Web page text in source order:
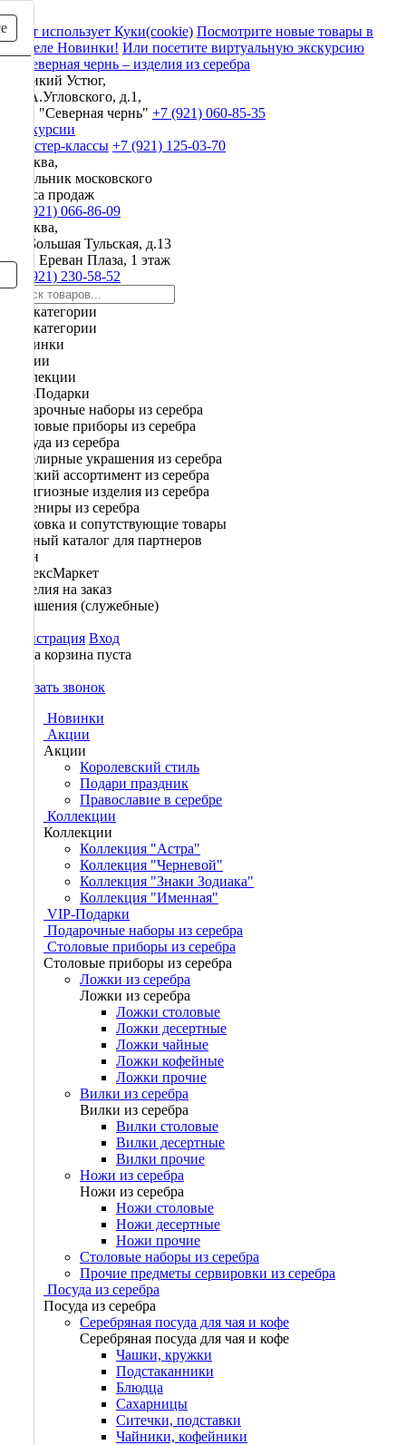
Сайт использует Куки(cookie) Посмотрите новые товары в
разделе Новинки! Или посетите виртуальную экскурсию
Великий Устюг,
ул. А.Угловского, д.1,
ЗАО "Северная чернь" +7 (921) 060-85-35
Экскурсии
и мастер-классы +7 (921) 125-03-70
Москва,
начальник московского
офиса продаж
+7 (921) 066-86-09
Москва,
ул. Большая Тульская, д.13
ТРЦ Ереван Плаза, 1 этаж
+7 (921) 230-58-52
Все категории
Все категории
Новинки
Акции
Коллекции
VIP-Подарки
Подарочные наборы из серебра
Столовые приборы из серебра
Посуда из серебра
Ювелирные украшения из серебра
Детский ассортимент из серебра
Религиозные изделия из серебра
Сувениры из серебра
Упаковка и сопутствующие товары
Полный каталог для партнеров
Озон
ЯндексМаркет
Изделия на заказ
Украшения (служебные)
Регистрация Вход
Ваша корзина пуста
Заказать звонок
Новинки
Акции
Акции
Королевский стиль
Подари праздник
Православие в серебре
Коллекции
Коллекции
Коллекция "Астра"
Коллекция "Черневой"
Коллекция "Знаки Зодиака"
Коллекция "Именная"
VIP-Подарки
Подарочные наборы из серебра
Столовые приборы из серебра
Столовые приборы из серебра
Ложки из серебра
Ложки из серебра
Ложки столовые
Ложки десертные
Ложки чайные
Ложки кофейные
Ложки прочие
Вилки из серебра
Вилки из серебра
Вилки столовые
Вилки десертные
Вилки прочие
Ножи из серебра
Ножи из серебра
Ножи столовые
Ножи десертные
Ножи прочие
Столовые наборы из серебра
Прочие предметы сервировки из серебра
Посуда из серебра
Посуда из серебра
Серебряная посуда для чая и кофе
Серебряная посуда для чая и кофе
Чашки, кружки
Подстаканники
Блюдца
Сахарницы
Ситечки, подставки
Чайники, кофейники